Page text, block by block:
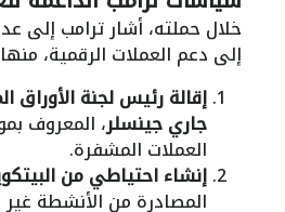
خلال حملته، أشار ترامب
إلى دعم العملات الرقمية،
إقالة رئيس لجنة الأوراق
جاري جينسلر، المعروف
العملات المشفرة.
إنشاء احتياطي من
المصادرة من الأنشطة غير